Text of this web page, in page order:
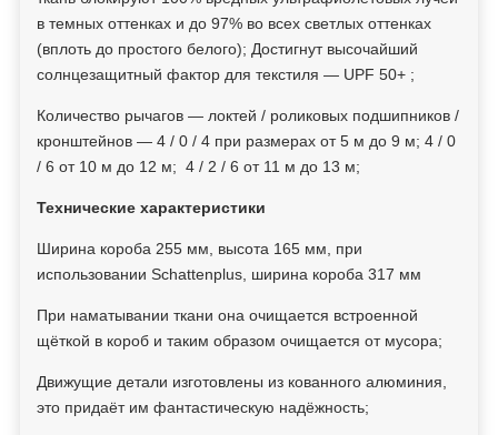
в темных оттенках и до 97% во всех светлых оттенках
(вплоть до простого белого); Достигнут высочайший
солнцезащитный фактор для текстиля — UPF 50+;
Количество рычагов — локтей / роликовых подшипников /
кронштейнов — 4 / 0 / 4 при размерах от 5 м до 9 м; 4 / 0
/ 6 от 10 м до 12 м; 4 / 2 / 6 от 11 м до 13 м;
Технические характеристики
Ширина короба 255 мм, высота 165 мм, при
использовании Schattenplus, ширина короба 317 мм
При наматывании ткани она очищается встроенной
щёткой в короб и таким образом очищается от мусора;
Движущие детали изготовлены из кованного алюминия,
это придаёт им фантастическую надёжность;